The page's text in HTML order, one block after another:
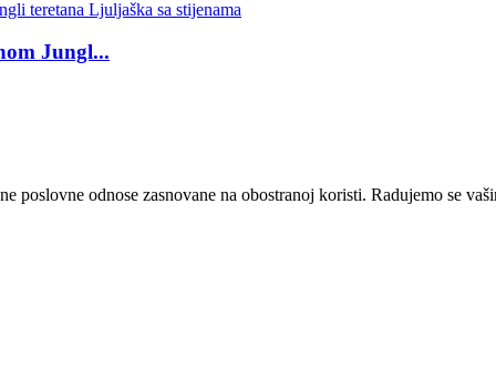
Jungl...
poslovne odnose zasnovane na obostranoj koristi. Radujemo se